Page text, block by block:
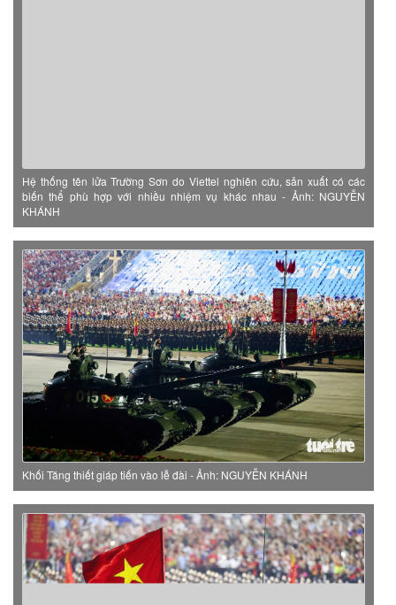
Hệ thống tên lửa Trường Sơn do Viettel nghiên cứu, sản xuất có các
biến thể phù hợp với nhiều nhiệm vụ khác nhau - Ảnh: NGUYỄN
KHÁNH
Khối Tăng thiết giáp tiến vào lễ đài - Ảnh: NGUYỄN KHÁNH